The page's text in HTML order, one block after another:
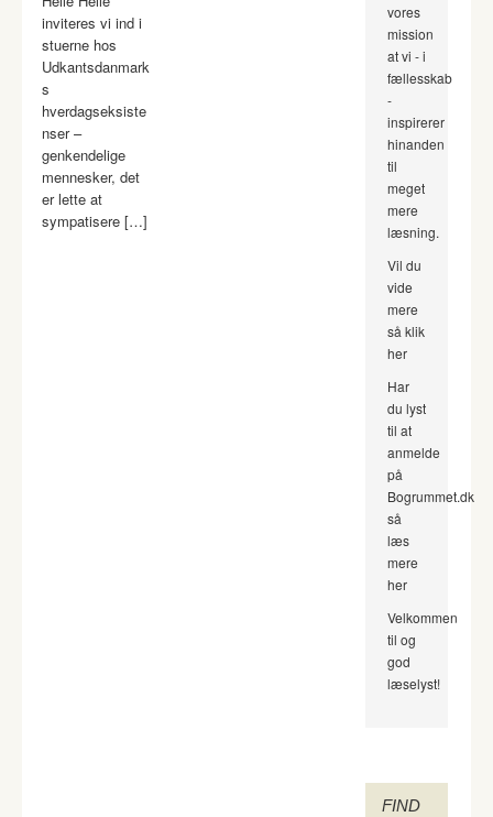
inviteres vi ind i
stuerne hos
Udkantsdanmark
s
hverdagseksiste
nser –
genkendelige
mennesker, det
er lette at
sympatisere […]
vores
mission
at vi - i
fællesskab
-
inspirerer
hinanden
til
meget
mere
læsning.
Vil du
vide
mere
så klik
her
Har
du lyst
til at
anmelde
på
Bogrummet.dk
så
læs
mere
her
Velkommen
til og
god
læselyst!
FIND